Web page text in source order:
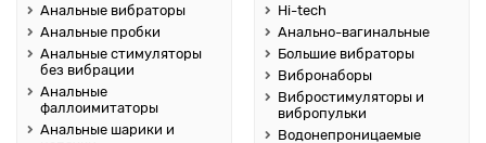
Анальные вибраторы
Анальные пробки
Анальные стимуляторы
без вибрации
Анальные
фаллоимитаторы
Анальные шарики и
Hi-tech
Анально-вагинальные
Большие вибраторы
Вибронаборы
Вибростимуляторы и
вибропульки
Водонепроницаемые